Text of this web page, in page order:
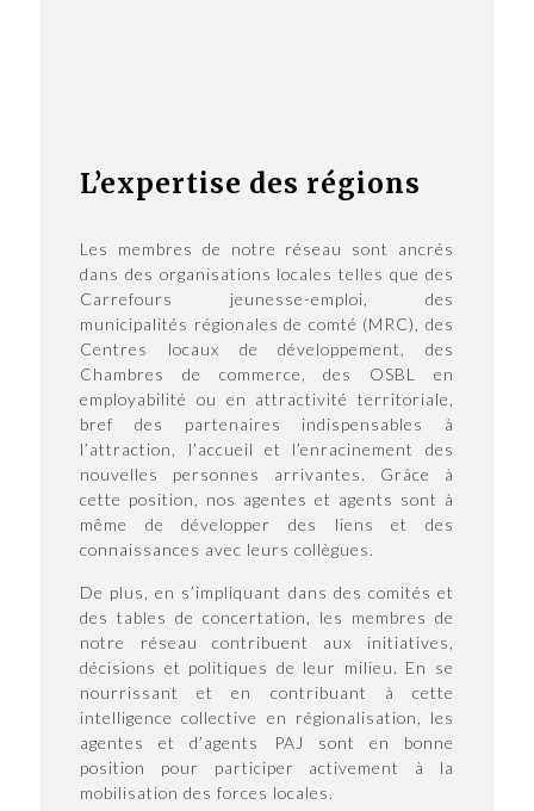
L’expertise des régions
Les membres de notre réseau sont ancrés
dans des organisations locales telles que des
Carrefours jeunesse-emploi, des
municipalités régionales de comté (MRC), des
Centres locaux de développement, des
Chambres de commerce, des OSBL en
employabilité ou en attractivité territoriale,
bref des partenaires indispensables à
l’attraction, l’accueil et l’enracinement des
nouvelles personnes arrivantes. Grâce à
cette position, nos agentes et agents sont à
même de développer des liens et des
connaissances avec leurs collègues.
De plus, en s’impliquant dans des comités et
des tables de concertation, les membres de
notre réseau contribuent aux initiatives,
décisions et politiques de leur milieu. En se
nourrissant et en contribuant à cette
intelligence collective en régionalisation, les
agentes et d’agents PAJ sont en bonne
position pour participer activement à la
mobilisation des forces locales.